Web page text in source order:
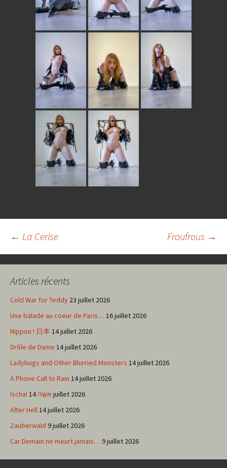
Navigation
des
articles
← La Cerise Froufrous →
Articles récents
Cold War for Teddy 23 juillet 2026
Une balade au coeur de Paris… 16 juillet 2026
Nippon ! 日本 14 juillet 2026
Drôle de Dame 14 juillet 2026
Ladybugs and Other Blurried Monsters 14 juillet 2026
A Phone Call to Rain 14 juillet 2026
Ischa! אִשָּׁה14 juillet 2026
After Hell14 juillet 2026
Zauberwald 9 juillet 2026
Car Demain ne meurt jamais… 9 juillet 2026